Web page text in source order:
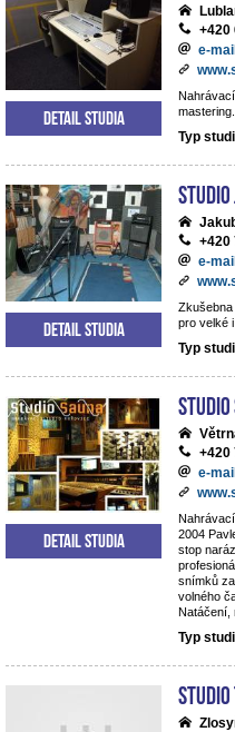
+420
e-mail
mastering.
Typ
Detail studia
Studio
+420
e-mail
Zkušebna
pro velké
Typ
Detail studia
Studio
+420
e-mail
2004
stop
snímků
volného
Natáčení,
Typ
Detail studia